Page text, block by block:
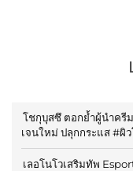
โชกุบุสซึ ตอกย้ำผู้นำครี
เจนใหม่ ปลุกกระแส #ผิ
เลอโนโวเสริมทัพ